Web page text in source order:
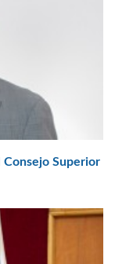
Consejo Superior